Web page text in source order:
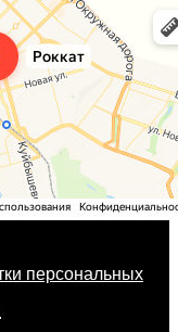
персональных